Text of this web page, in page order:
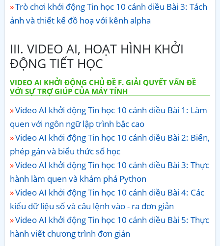
Trò chơi khởi động Tin học 10 cánh diều Bài 3: Tách
ảnh và thiết kế đồ hoạ với kênh alpha
III. VIDEO AI, HOẠT HÌNH KHỞI
ĐỘNG TIẾT HỌC
VIDEO AI KHỞI ĐỘNG CHỦ ĐỀ F. GIẢI QUYẾT VẤN ĐỀ
VỚI SỰ TRỢ GIÚP CỦA MÁY TÍNH
Video AI khởi động Tin học 10 cánh diều Bài 1: Làm
quen với ngôn ngữ lập trình bậc cao
Video AI khởi động Tin học 10 cánh diều Bài 2: Biến,
phép gán và biểu thức số học
Video AI khởi động Tin học 10 cánh diều Bài 3: Thực
hành làm quen và khám phá Python
Video AI khởi động Tin học 10 cánh diều Bài 4: Các
kiểu dữ liệu số và câu lệnh vào - ra đơn giản
Video AI khởi động Tin học 10 cánh diều Bài 5: Thực
hành viết chương trình đơn giản